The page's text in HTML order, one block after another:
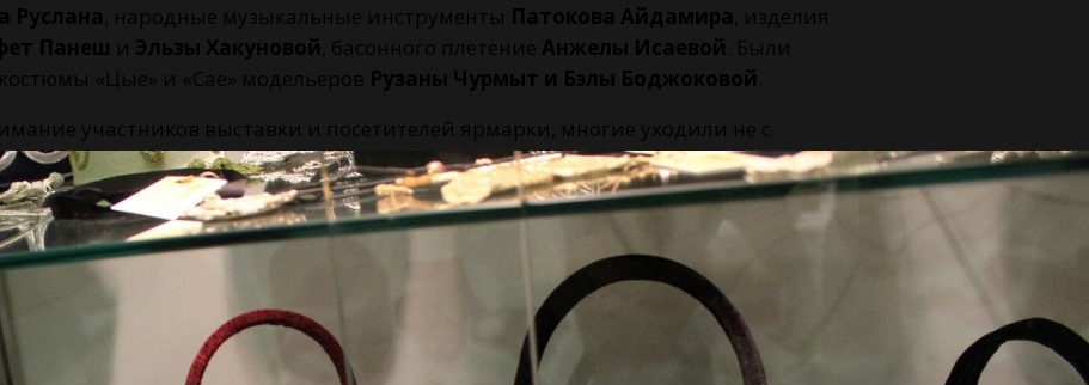
Руслана, народные музыкальные инструменты Патокова Айдамира, изделия
Панеш и Эльзы Хакуновой, басонного плетение Анжелы Исаевой. Были
«Цые» и «Сае» модельеров Рузаны Чурмыт и Бэлы Боджоковой.
участников выставки и посетителей ярмарки, многие уходили не с
день ярмарки наши соотечественники и друзья устроили импровизированный
выставкой-ярмаркой и уже начинают подготовку к новой выставке.